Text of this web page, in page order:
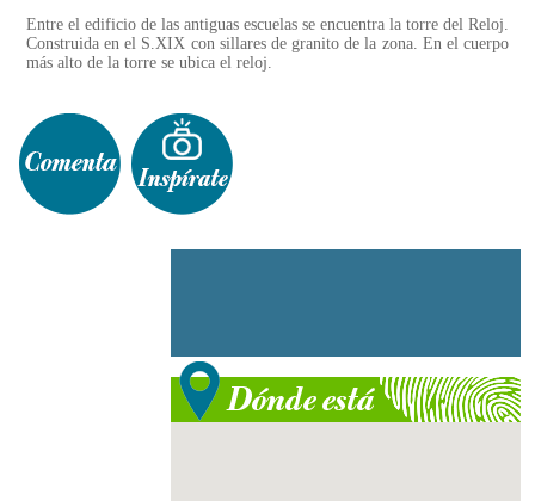
Entre el edificio de las antiguas escuelas se encuentra la torre del Reloj.
Construida en el S.XIX con sillares de granito de la zona. En el cuerpo
más alto de la torre se ubica el reloj.